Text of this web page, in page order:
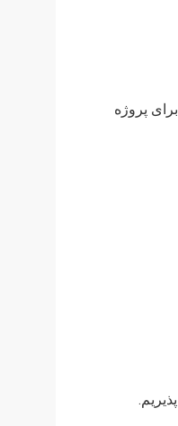
A: ما عمدتا در طراحی و ساخت وسایل کوچک خرده فروشی تمرکز می کنیم و همچنین راه حل One-Stop-Sourcing برای پروژه